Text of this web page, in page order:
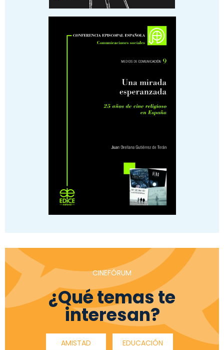
CINEFÓRUM
¿Qué temas te
interesan?
AMISTAD EDUCACIÓN